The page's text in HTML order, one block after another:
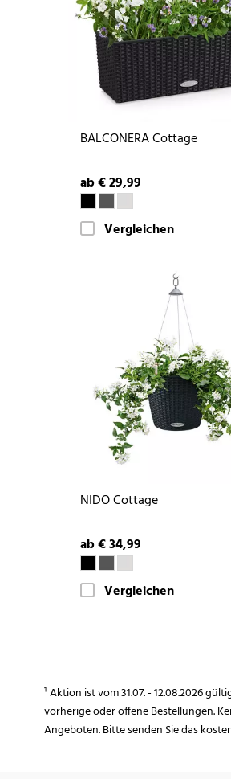
BALCONERA Cottage
ab € 29,99
Vergleichen
NIDO Cottage
ab € 34,99
Vergleichen
¹ Aktion ist vom 31.07. - 12.08.2026
vorherige oder offene Bestellungen.
Angeboten. Bitte senden Sie das